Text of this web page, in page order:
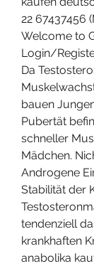
22 67437456
Welcome to
Login/
Da
bauen
Pubertät
schneller
Mädchen.
Androgene
Stabilität der
tendenziell
krankhaften
anabolika